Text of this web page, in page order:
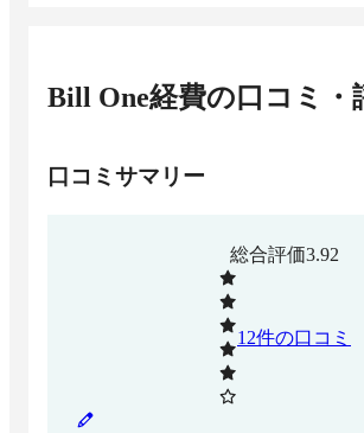
Bill One経費の口コミ・
口コミサマリー
総合評価3.92
12件の口コミ